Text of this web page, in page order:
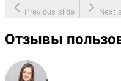
Previous slide Next
Отзывы